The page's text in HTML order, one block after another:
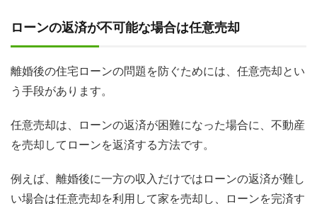
ローンの返済が不可能な場合は任意売却
離婚後の住宅ローンの問題を防ぐためには、任意売却とい
う手段があります。
任意売却は、ローンの返済が困難になった場合に、不動産
を売却してローンを返済する方法です。
例えば、離婚後に一方の収入だけではローンの返済が難し
い場合は任意売却を利用して家を売却し、ローンを完済す